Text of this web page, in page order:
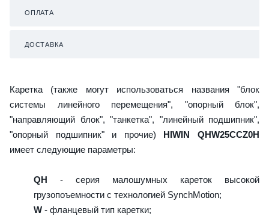
ОПЛАТА
ДОСТАВКА
Каретка (также могут использоваться названия "блок
системы линейного перемещения", "опорный блок",
"направляющий блок", "танкетка", "линейный подшипник",
"опорный подшипник" и прочие) HIWIN QHW25CCZ0H
имеет следующие параметры:
QH - серия малошумных кареток высокой
грузопоъемности с технологией SynchMotion;
W - фланцевый тип каретки;